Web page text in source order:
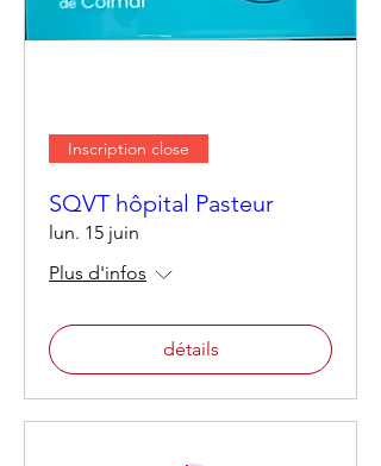
Inscription close
SQVT hôpital Pasteur
lun. 15 juin
Plus d'infos
détails